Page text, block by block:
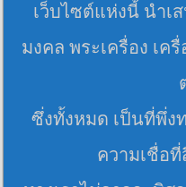
เว็บไซต์แห่งนี้ นำเ
มงคล พระเครื่อง เค
ซึ่งทั้งหมด เป็นที่พึ่ง
ความเชื่อ